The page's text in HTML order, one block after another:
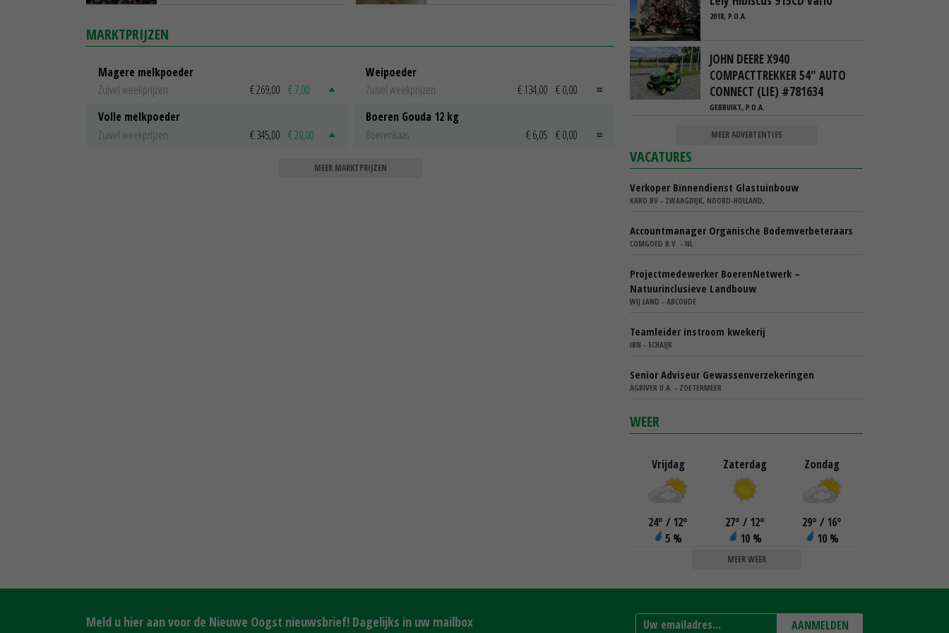
MARKTPRIJZEN
Magere melkpoeder
Zuivel weekprijzen
€ 269,00 € 7,00
Volle melkpoeder
Zuivel weekprijzen
€ 345,00 € 20,00
Weipoeder
Zuivel weekprijzen
€ 134,00 € 0,00
Boeren Gouda 12 kg
Boerenkaas
€ 6,05 € 0,00
MEER MARKTPRIJZEN
2018, P.O.A.
JOHN DEERE X940
COMPACTTREKKER 54" AUTO
CONNECT (LIE) #781634
GEBRUIKT, P.O.A.
MEER ADVERTENTIES
VACATURES
Verkoper Binnendienst Glastuinbouw
KARO BV - ZWAAGDIJK, NOORD-HOLLAND,
Accountmanager Organische Bodemverbeteraars
COMGOED B.V. - NL
Projectmedewerker BoerenNetwerk –
Natuurinclusieve Landbouw
WIJ.LAND - ABCOUDE
Teamleider instroom kwekerij
IBN - SCHAIJK
Senior Adviseur Gewassenverzekeringen
AGRIVER U.A. - ZOETERMEER
WEER
Vrijdag
24° / 12°
5 %
Zaterdag
27° / 12°
10 %
Zondag
29° / 16°
10 %
MEER WEER
Meld u hier aan voor de Nieuwe Oogst nieuwsbrief! Dagelijks in uw mailbox AANMELDEN